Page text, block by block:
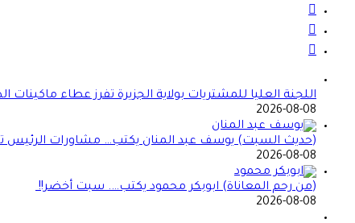
اللجنة العليا للمشتريات بولاية الجزيرة تفرز عطاء ماكينات
2026-08-08
(حديث السبت) يوسف عبد المنان يكتب… مشاورات الرئيس
2026-08-08
(من رحم المعاناة) ابوبكر محمود يكتب…. سبت أخضر!!
2026-08-08